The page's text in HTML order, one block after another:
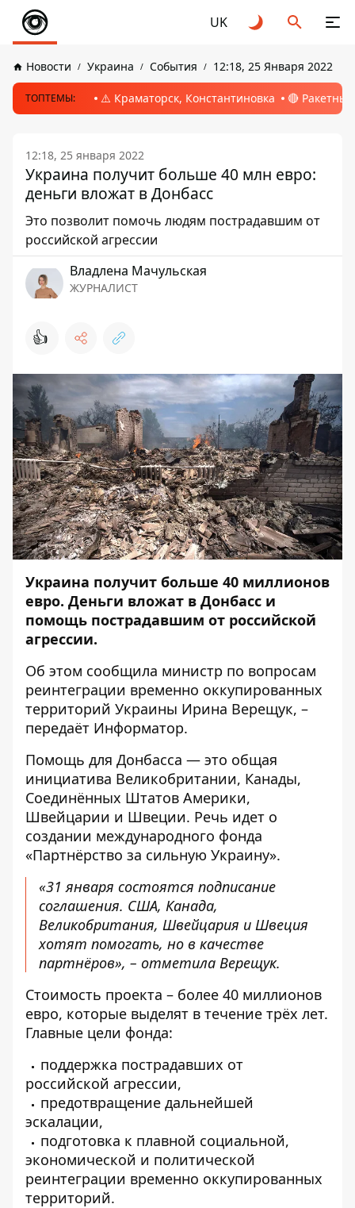
UK
Новости Украина События 12:18, 25 Января 2022
ТОПТЕМЫ: ⚠️ Краматорск, Константиновка 🔴
12:18, 25 января 2022
Украина получит больше 40 млн евро:
деньги вложат в Донбасс
Это позволит помочь людям пострадавшим от
российской агрессии
Владлена Мачульская
ЖУРНАЛИСТ
👍
Украина получит больше 40 миллионов
евро. Деньги вложат в Донбасс и
помощь пострадавшим от российской
агрессии.
Об этом сообщила министр по вопросам
реинтеграции временно оккупированных
территорий Украины Ирина Верещук, –
передаёт Информатор.
Помощь для Донбасса — это общая
инициатива Великобритании, Канады,
Соединённых Штатов Америки,
Швейцарии и Швеции. Речь идет о
создании международного фонда
«Партнёрство за сильную Украину».
«31 января состоятся подписание
соглашения. США, Канада,
Великобритания, Швейцария и Швеция
хотят помогать, но в качестве
партнёров», – отметила Верещук.
Стоимость проекта – более 40 миллионов
евро, которые выделят в течение трёх лет.
Главные цели фонда:
поддержка пострадавших от
российской агрессии,
предотвращение дальнейшей
эскалации,
подготовка к плавной социальной,
экономической и политической
реинтеграции временно оккупированных
территорий.